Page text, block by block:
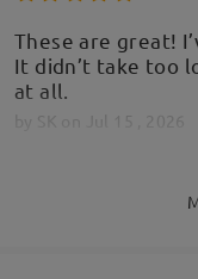
These are great!
It didn’t take too
at all.